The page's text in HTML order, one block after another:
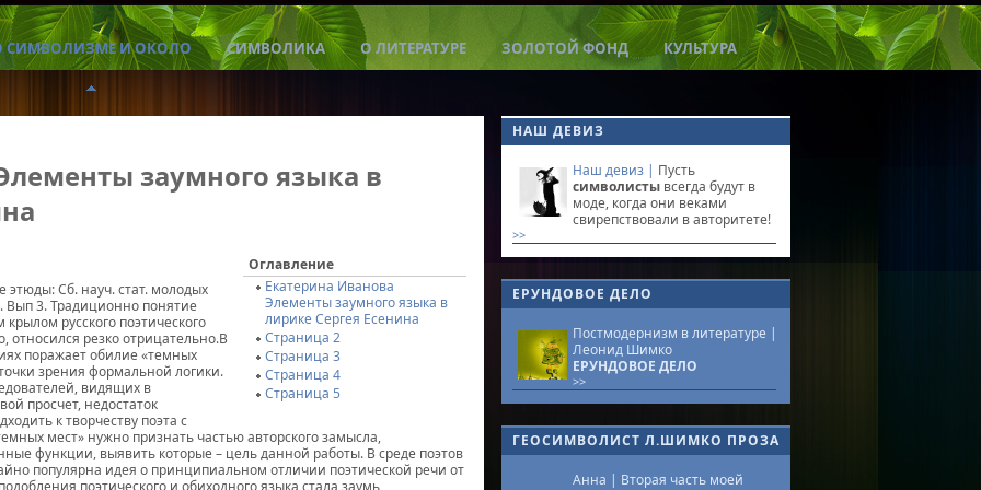
СИМВОЛИЗМЕ И ОКОЛО СИМВОЛИКА О ЛИТЕРАТУРЕ ЗОЛОТОЙ ФОНД КУЛЬТУРА
заумного языка в
Оглавление
Екатерина Иванова
Элементы заумного языка в
лирике Сергея Есенина
Страница 2
Страница 3
Страница 4
Страница 5
этюды: Сб. науч. стат. молодых
Вып 3. Традиционно понятие
русского поэтического
относился резко отрицательно.В
поражает обилие «темных
зрения формальной логики.
видящих в
просчет, недостаток
к творчеству поэта с
мест» нужно признать частью авторского замысла,
функции, выявить которые – цель данной работы. В среде поэтов
популярна идея о принципиальном отличии поэтической речи от
поэтического и обиходного языка стала заумь
НАШ ДЕВИЗ
Наш девиз | Пусть
символистывсегда будут в
моде, когда они веками
свирепствовали в авторитете!
>>
ЕРУНДОВОЕ ДЕЛО
Постмодернизм в литературе |
Леонид Шимко
ЕРУНДОВОЕ ДЕЛО
>>
ГЕОСИМВОЛИСТ Л.ШИМКО ПРОЗА
Анна | Вторая часть моей